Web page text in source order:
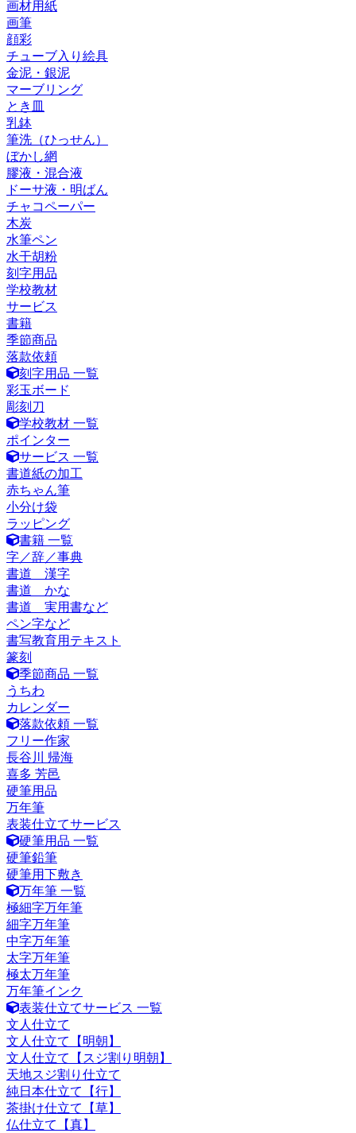
画材用紙
画筆
顔彩
チューブ入り絵具
金泥・銀泥
マーブリング
とき皿
乳鉢
筆洗（ひっせん）
ぼかし網
膠液・混合液
ドーサ液・明ばん
チャコペーパー
木炭
水筆ペン
水干胡粉
刻字用品
学校教材
サービス
書籍
季節商品
落款依頼
刻字用品 一覧
彩玉ボード
彫刻刀
学校教材 一覧
ポインター
サービス 一覧
書道紙の加工
赤ちゃん筆
小分け袋
ラッピング
書籍 一覧
字／辞／事典
書道 漢字
書道 かな
書道 実用書など
ペン字など
書写教育用テキスト
篆刻
季節商品 一覧
うちわ
カレンダー
落款依頼 一覧
フリー作家
長谷川 帰海
喜多 芳邑
硬筆用品
万年筆
表装仕立てサービス
硬筆用品 一覧
硬筆鉛筆
硬筆用下敷き
万年筆 一覧
極細字万年筆
細字万年筆
中字万年筆
太字万年筆
極太万年筆
万年筆インク
表装仕立てサービス 一覧
文人仕立て
文人仕立て【明朝】
文人仕立て【スジ割り明朝】
天地スジ割り仕立て
純日本仕立て【行】
茶掛け仕立て【草】
仏仕立て【真】